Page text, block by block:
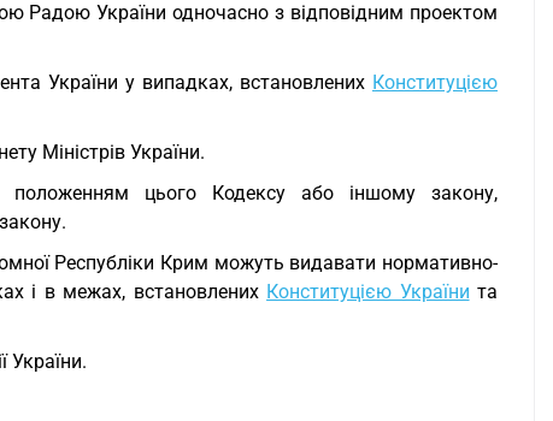
Радою України одночасно з відповідним проектом
України у випадках, встановлених Конституцією
Міністрів України.
положенням цього Кодексу або іншому закону,
Республіки Крим можуть видавати нормативно-
і в межах, встановлених Конституцією України та
України.